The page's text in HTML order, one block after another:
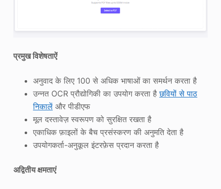
प्रमुख विशेषताऐं
अनुवाद के लिए 100 से अधिक भाषाओं का समर्थन करता है
उन्नत OCR प्रौद्योगिकी का उपयोग करता हैछवियों से पाठ
निकालेंऔर पीडीएफ
मूल दस्तावेज़ स्वरूपण को सुरक्षित रखता है
एकाधिक फ़ाइलों के बैच प्रसंस्करण की अनुमति देता है
उपयोगकर्ता-अनुकूल इंटरफ़ेस प्रदान करता है
अद्वितीय क्षमताएं